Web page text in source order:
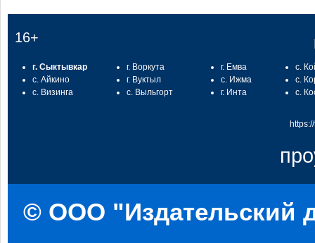
16+
г. Сыктывкар
с. Айкино
с. Визинга
г. Воркута
г. Вуктыл
с. Выльгорт
г. Емва
с. Ижма
г. Инта
с.
с.
с.
© ООО "Издательский